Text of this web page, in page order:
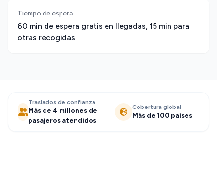
Tiempo de espera
60 min de espera gratis en llegadas, 15 min para
otras recogidas
Traslados de confianza
Más de 4 millones de
pasajeros atendidos
Cobertura global
Más de 100 países